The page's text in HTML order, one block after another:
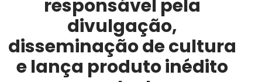
responsável pela
divulgação,
disseminação de cultura
e lança produto inédito